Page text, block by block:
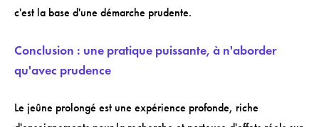
c'est la base d'une démarche prudente.
Conclusion : une pratique puissante, à n'aborder
qu'avec prudence
Le jeûne prolongé est une expérience profonde, riche